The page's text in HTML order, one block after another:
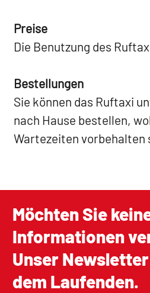
Preise
Die Benutzung des
Bestellungen
Sie können das Ruftaxi
nach Hause bestellen,
Wartezeiten vorbehalten
Möchten Sie
Informationen
Unser
dem Laufenden.